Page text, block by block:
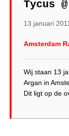
Tycus
13 januari 2011
Amsterdam
Wij staan 13
Argan in
Dit ligt op de